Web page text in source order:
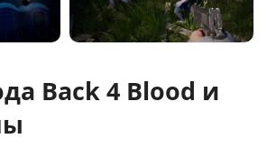
Back 4 Blood и